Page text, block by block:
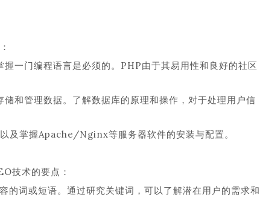
门编程语言是必须的。PHP由于其易用性和良好的社区
和管理数据。了解数据库的原理和操作，对于处理用户信
掌握Apache/Nginx等服务器软件的安装与配置。
技术的要点：
的词或短语。通过研究关键词，可以了解潜在用户的需求和